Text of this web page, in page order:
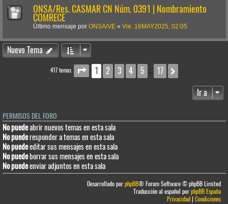
ONSA/Res. CASMAR CN Núm. 0391 | Nombramiento
COMRECE
Último mensaje por ONSA/VE « Vie. 16MAY2025, 02:05
Nuevo Tema
417 temas Página1 de 17
1 2 3 4 5 … 17
Ir a
PERMISOS DEL FORO
No puedeabrir nuevos temas en esta sala
No puederesponder a temas en esta sala
No puedeeditar sus mensajes en esta sala
No puedeborrar sus mensajes en esta sala
No puedeenviar adjuntos en esta sala
Desarrollado porphpBB® Forum Software © phpBB Limited
Traducción al español porphpBB España
Privacidad|Condiciones